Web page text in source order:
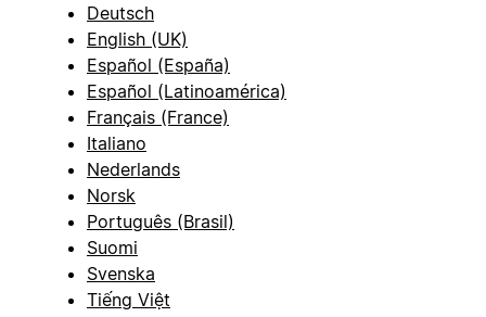
Deutsch
English (UK)
Español (España)
Español (Latinoamérica)
Français (France)
Italiano
Nederlands
Norsk
Português (Brasil)
Suomi
Svenska
Tiếng Việt